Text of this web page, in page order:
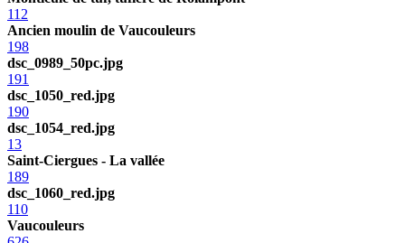
112
Ancien moulin de Vaucouleurs
198
dsc_0989_50pc.jpg
191
dsc_1050_red.jpg
190
dsc_1054_red.jpg
13
Saint-Ciergues - La vallée
189
dsc_1060_red.jpg
110
Vaucouleurs